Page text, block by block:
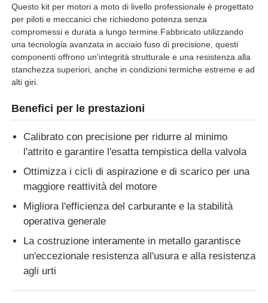
Casa
Prodotti
Questo kit per motori a moto di livello professionale è progettato
per piloti e meccanici che richiedono potenza senza
compromessi e durata a lungo termine.Fabbricato utilizzando
una tecnologia avanzata in acciaio fuso di precisione, questi
componenti offrono un'integrità strutturale e una resistenza alla
stanchezza superiori, anche in condizioni termiche estreme e ad
alti giri.
Benefici per le prestazioni
Calibrato con precisione per ridurre al minimo
l'attrito e garantire l'esatta tempistica della valvola
Ottimizza i cicli di aspirazione e di scarico per una
maggiore reattività del motore
Migliora l'efficienza del carburante e la stabilità
operativa generale
La costruzione interamente in metallo garantisce
un'eccezionale resistenza all'usura e alla resistenza
agli urti